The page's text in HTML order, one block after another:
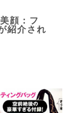
顔：フ
紹介され